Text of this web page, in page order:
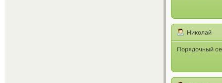
Николай
Порядочный